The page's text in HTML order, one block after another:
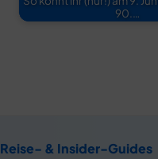
90.…
Reise- & Insider-Guides